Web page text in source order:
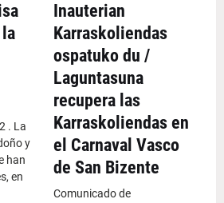
. La
y
han
en
Inauterian
Karraskoliendas
ospatuko du /
Laguntasuna
recupera las
Karraskoliendas en
el Carnaval Vasco
de San Bizente
Comunicado de